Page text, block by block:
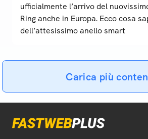
ufficialmente l’arrivo del
Ring anche in Europa. Ecco cosa
dell’attesissimo anello smart
Carica più